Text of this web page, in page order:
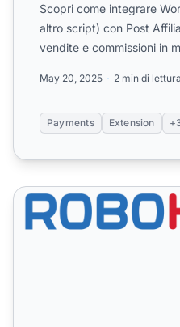
Scopri come integrare
altro script) con Post
vendite e commissioni in
May 20, 2025 2 min di lettura
Payments Extension
RoboKassa